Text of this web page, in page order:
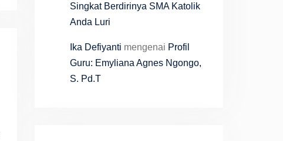
Singkat Berdirinya SMA Katolik
Anda Luri
Ika Defiyanti mengenai Profil
Guru: Emyliana Agnes Ngongo,
S. Pd.T